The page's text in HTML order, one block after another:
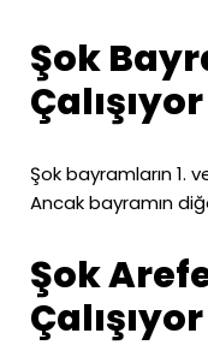
Şok
Şok bayramların 1.
Ancak bayramın
Şok